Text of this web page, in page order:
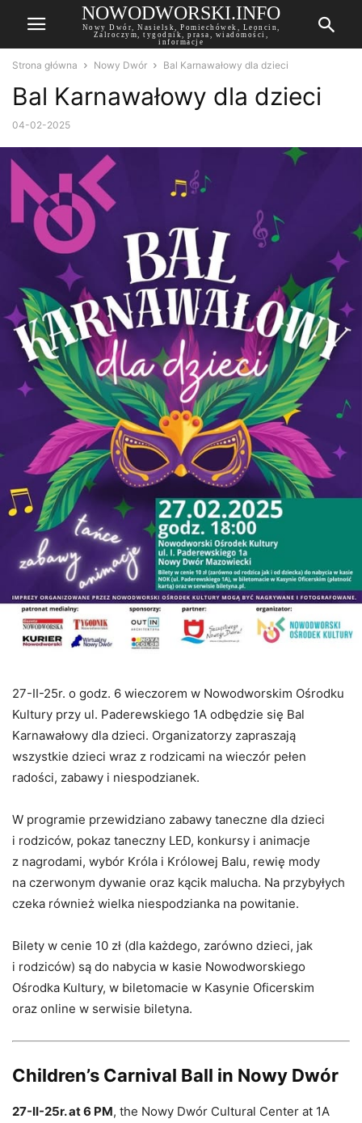
NOWODWORSKI.INFO
Nowy Dwór, Nasielsk, Pomiechówek, Leoncin,
Zalroczym, tygodnik, prasa, wiadomości,
informacje
Strona główna Nowy Dwór Bal Karnawałowy dla dzieci
Bal Karnawałowy dla dzieci
04-02-2025
27-II-25r. o godz. 6 wieczorem w Nowodworskim Ośrodku
Kultury przy ul. Paderewskiego 1A odbędzie się Bal
Karnawałowy dla dzieci. Organizatorzy zapraszają
wszystkie dzieci wraz z rodzicami na wieczór pełen
radości, zabawy i niespodzianek.
W programie przewidziano zabawy taneczne dla dzieci
i rodziców, pokaz taneczny LED, konkursy i animacje
z nagrodami, wybór Króla i Królowej Balu, rewię mody
na czerwonym dywanie oraz kącik malucha. Na przybyłych
czeka również wielka niespodzianka na powitanie.
Bilety w cenie 10 zł (dla każdego, zarówno dzieci, jak
i rodziców) są do nabycia w kasie Nowodworskiego
Ośrodka Kultury, w biletomacie w Kasynie Oficerskim
oraz online w serwisie biletyna.
Children’s Carnival Ball in Nowy Dwór
27-II-25r. at 6 PM, the Nowy Dwór Cultural Center at 1A